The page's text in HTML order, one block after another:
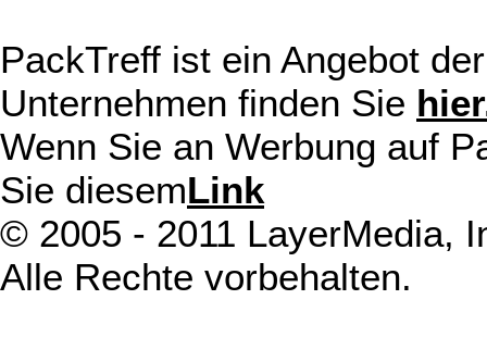
PackTreff ist ein Angebot
Unternehmen finden Sie
Wenn Sie an Werbung auf
Sie diesemLink
© 2005 - 2011 LayerMedia,
Alle Rechte vorbehalten.